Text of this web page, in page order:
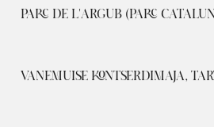
PARC DE L'ARGUB (PARC
VANEMUISE KONTSERDIMAJA,